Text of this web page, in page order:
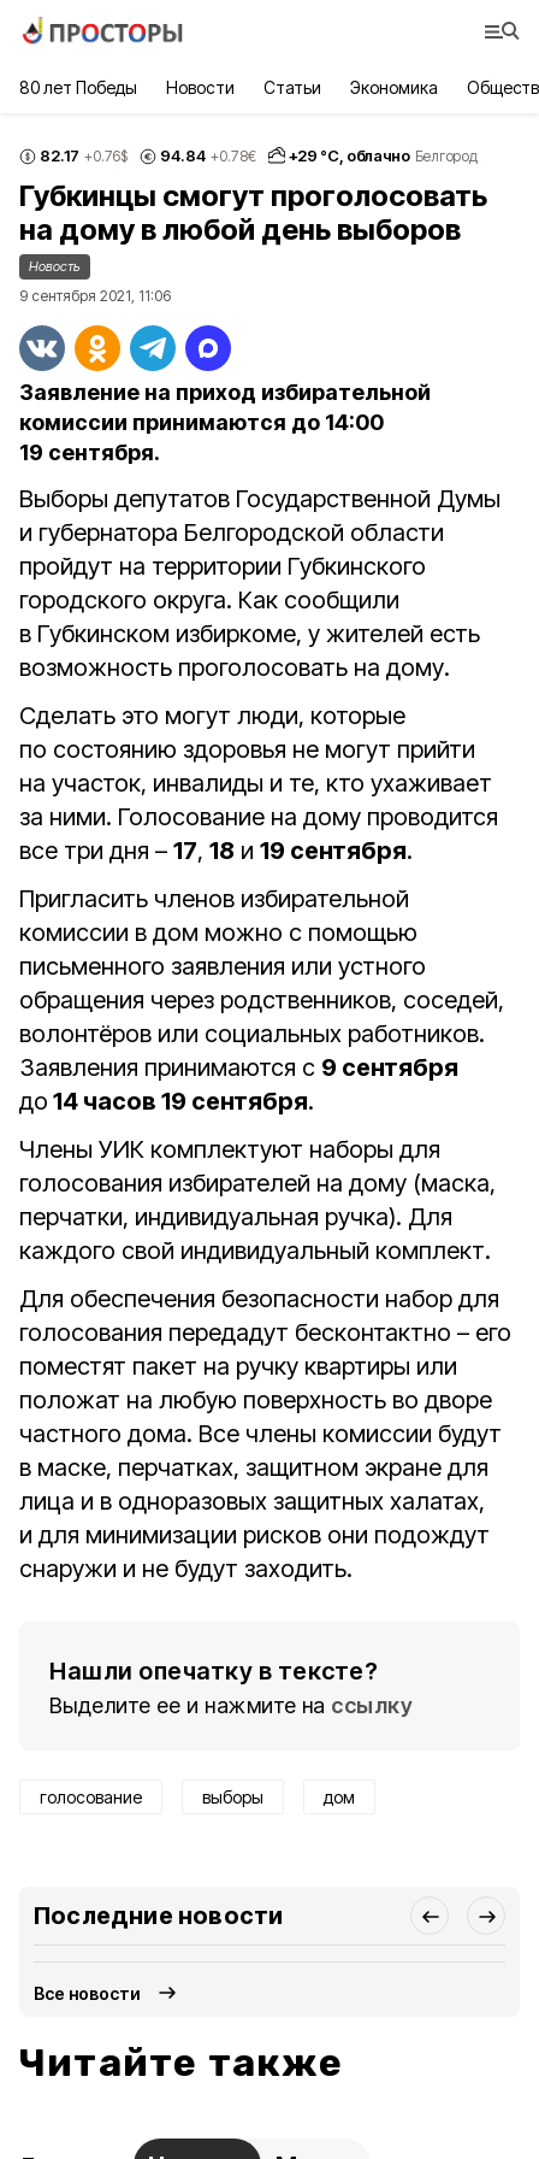
80 лет Победы Новости Статьи Экономика
82.17 +0.76$ 94.84 +0.78€ +29 °С, облачно Белгород
Губкинцы смогут проголосовать
на дому в любой день выборов
Новость
9 сентября 2021, 11:06
Заявление на приход избирательной
комиссии принимаются до 14:00
19 сентября.
Выборы депутатов Государственной Думы
и губернатора Белгородской области
пройдут на территории Губкинского
городского округа. Как сообщили
в Губкинском избиркоме, у жителей есть
возможность проголосовать на дому.
Сделать это могут люди, которые
по состоянию здоровья не могут прийти
на участок, инвалиды и те, кто ухаживает
за ними. Голосование на дому проводится
все три дня – 17, 18 и 19 сентября.
Пригласить членов избирательной
комиссии в дом можно с помощью
письменного заявления или устного
обращения через родственников, соседей,
волонтёров или социальных работников.
Заявления принимаются с 9 сентября
до 14 часов 19 сентября.
Члены УИК комплектуют наборы для
голосования избирателей на дому (маска,
перчатки, индивидуальная ручка). Для
каждого свой индивидуальный комплект.
Для обеспечения безопасности набор для
голосования передадут бесконтактно – его
поместят пакет на ручку квартиры или
положат на любую поверхность во дворе
частного дома. Все члены комиссии будут
в маске, перчатках, защитном экране для
лица и в одноразовых защитных халатах,
и для минимизации рисков они подождут
снаружи и не будут заходить.
Нашли опечатку в тексте?
Выделите ее и нажмите на ссылку
голосование выборы дом
Последние новости
Все новости
Читайте также